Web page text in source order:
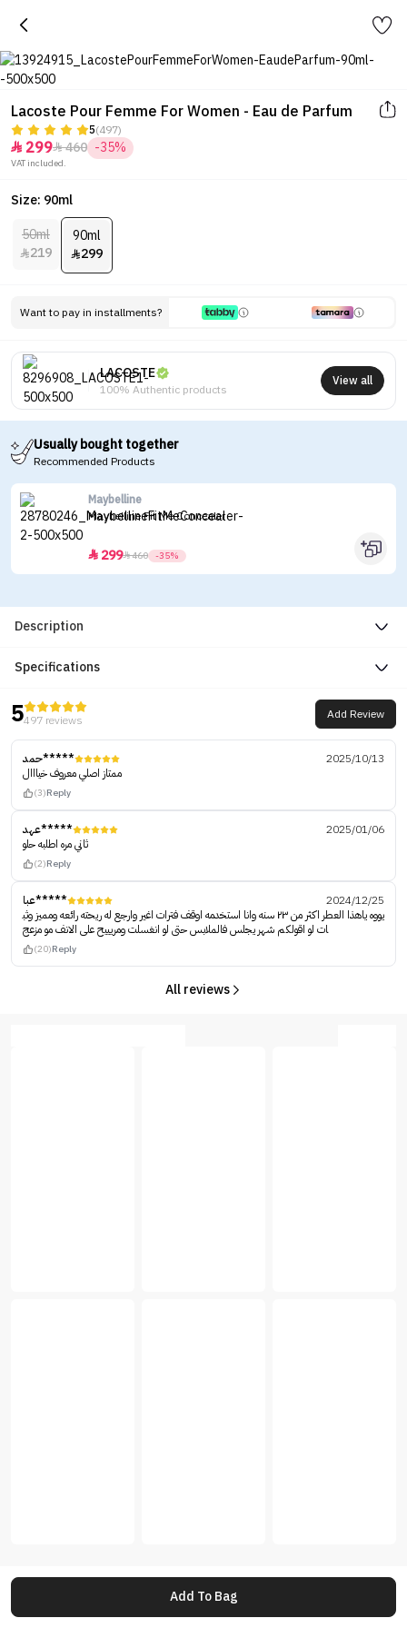
Lacoste Pour Femme For Women - Eau de Parfum
5(497)
 299460 -35%
VAT included.
Size: 90ml
50ml
219
90ml
299
Want to pay in installments?
LACOSTE
100% Authentic products
View all
Usually bought together
Recommended Products
Maybelline
Maybelline Fit Me Concealer
 299460 -35%
Description
Specifications
5497 reviews Add Review
حمد*****
2025/10/13
ممتاز اصلي معروف خيااال
(3)Reply
عهد*****
2025/01/06
ثاني مره اطلبه حلو
(2)Reply
عبا*****
2024/12/25
يووه ياهذا العطر اكثر من ٢٣ سنه وانا استخدمه اوقف فترات اغير وارجع له ريحته رائعه ومميز وثب
ات لو اقولكم شهر يجلس فالملابس حتى لو انغسلت ومريييح على الانف مو مزعج
(20)Reply
All reviews
Add To Bag